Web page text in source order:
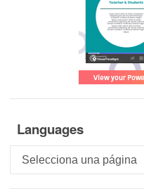
Languages
Languages